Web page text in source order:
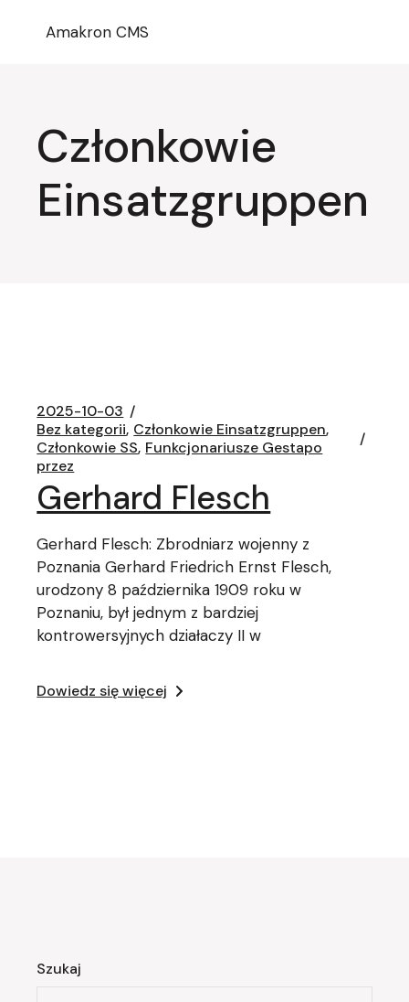
Amakron CMS
Członkowie
Einsatzgruppen
2025-10-03
Bez kategorii Członkowie Einsatzgruppen
Członkowie SS Funkcjonariusze Gestapo
przez
Gerhard Flesch
Gerhard Flesch: Zbrodniarz wojenny z
Poznania Gerhard Friedrich Ernst Flesch,
urodzony 8 października 1909 roku w
Poznaniu, był jednym z bardziej
kontrowersyjnych działaczy II w
Dowiedz się więcej
Szukaj